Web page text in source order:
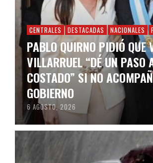
CENTRALES DESTACADAS NACIONALES
PABLO QUIRNO PIDIÓ QUE
VILLARRUEL “DÉ UN PASO
COSTADO” SI NO
GOBIERNO
6 AGOSTO, 2026